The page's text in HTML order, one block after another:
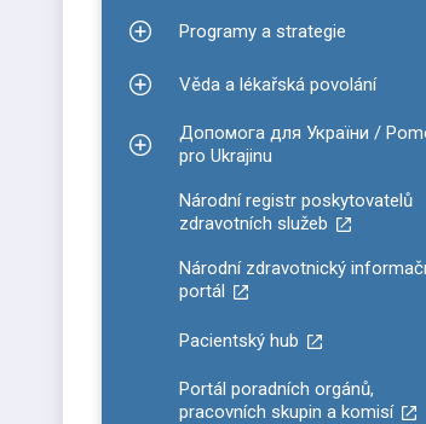
Zobrazit podmenu pro Programy a
Programy a strategie
Zobrazit podmenu pro Věda a
Věda a lékařská povolání
Zobrazit podmenu pro Допомога
Допомога для України /
pro Ukrajinu
Národní registr poskytovatelů
zdravotních služeb
Národní zdravotnický
portál
Pacientský hub
Portál poradních orgánů,
pracovních skupin a komisí